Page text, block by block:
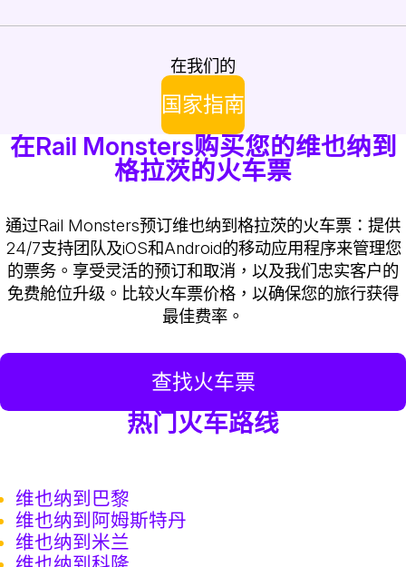
在我们的
国家指南
在Rail Monsters购买您的维也纳到
格拉茨的火车票
通过Rail Monsters预订维也纳到格拉茨的火车票：提供
24/7支持团队及iOS和Android的移动应用程序来管理您
的票务。享受灵活的预订和取消，以及我们忠实客户的
免费舱位升级。比较火车票价格，以确保您的旅行获得
最佳费率。
查找火车票
热门火车路线
维也纳到巴黎
维也纳到阿姆斯特丹
维也纳到米兰